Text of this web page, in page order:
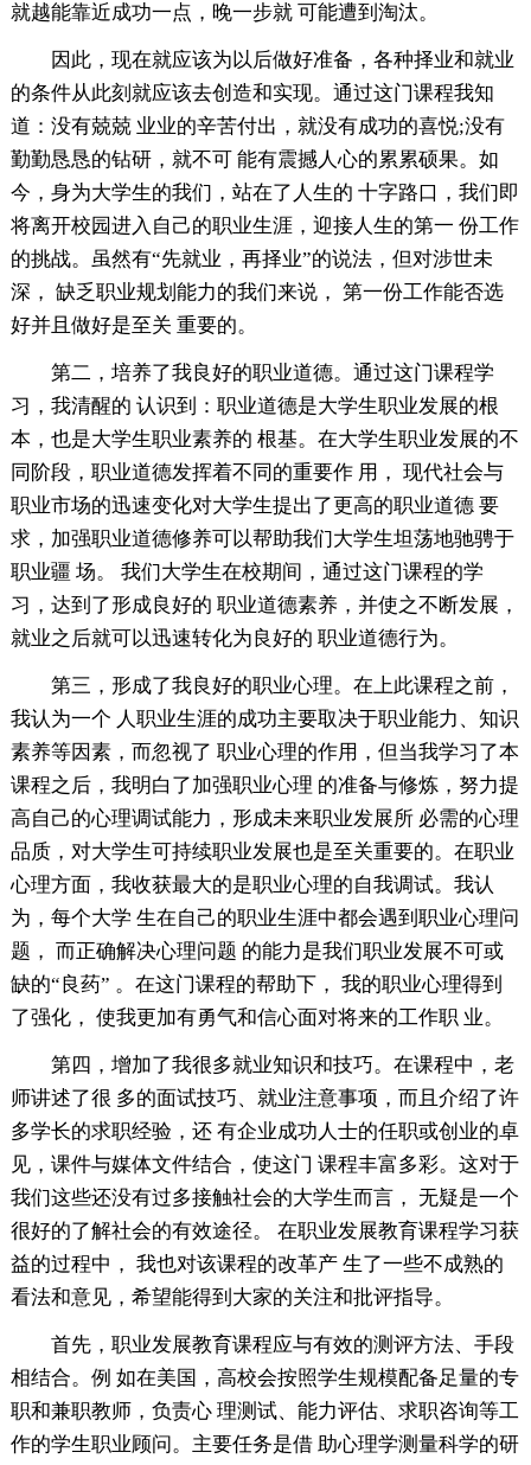
就越能靠近成功一点，晚一步就 可能遭到淘汰。
因此，现在就应该为以后做好准备，各种择业和就业
的条件从此刻就应该去创造和实现。通过这门课程我知
道：没有兢兢 业业的辛苦付出，就没有成功的喜悦;没有
勤勤恳恳的钻研，就不可 能有震撼人心的累累硕果。如
今，身为大学生的我们，站在了人生的 十字路口，我们即
将离开校园进入自己的职业生涯，迎接人生的第一 份工作
的挑战。虽然有“先就业，再择业”的说法，但对涉世未
深， 缺乏职业规划能力的我们来说， 第一份工作能否选
好并且做好是至关 重要的。
第二，培养了我良好的职业道德。通过这门课程学
习，我清醒的 认识到：职业道德是大学生职业发展的根
本，也是大学生职业素养的 根基。在大学生职业发展的不
同阶段，职业道德发挥着不同的重要作 用， 现代社会与
职业市场的迅速变化对大学生提出了更高的职业道德 要
求，加强职业道德修养可以帮助我们大学生坦荡地驰骋于
职业疆 场。 我们大学生在校期间，通过这门课程的学
习，达到了形成良好的 职业道德素养，并使之不断发展，
就业之后就可以迅速转化为良好的 职业道德行为。
第三，形成了我良好的职业心理。在上此课程之前，
我认为一个 人职业生涯的成功主要取决于职业能力、知识
素养等因素，而忽视了 职业心理的作用，但当我学习了本
课程之后，我明白了加强职业心理 的准备与修炼，努力提
高自己的心理调试能力，形成未来职业发展所 必需的心理
品质，对大学生可持续职业发展也是至关重要的。在职业
心理方面，我收获最大的是职业心理的自我调试。我认
为，每个大学 生在自己的职业生涯中都会遇到职业心理问
题， 而正确解决心理问题 的能力是我们职业发展不可或
缺的“良药” 。在这门课程的帮助下， 我的职业心理得到
了强化， 使我更加有勇气和信心面对将来的工作职 业。
第四，增加了我很多就业知识和技巧。在课程中，老
师讲述了很 多的面试技巧、就业注意事项，而且介绍了许
多学长的求职经验，还 有企业成功人士的任职或创业的卓
见，课件与媒体文件结合，使这门 课程丰富多彩。这对于
我们这些还没有过多接触社会的大学生而言， 无疑是一个
很好的了解社会的有效途径。 在职业发展教育课程学习获
益的过程中， 我也对该课程的改革产 生了一些不成熟的
看法和意见，希望能得到大家的关注和批评指导。
首先，职业发展教育课程应与有效的测评方法、手段
相结合。例 如在美国，高校会按照学生规模配备足量的专
职和兼职教师，负责心 理测试、能力评估、求职咨询等工
作的学生职业顾问。主要任务是借 助心理学测量科学的研